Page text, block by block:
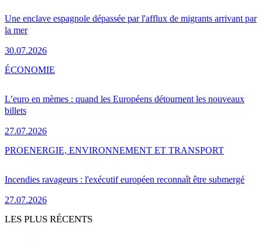
Une enclave espagnole dépassée par l'afflux de migrants arrivant par
la mer
30.07.2026
L’euro en mèmes : quand les Européens détournent les nouveaux
billets
27.07.2026
ÉCONOMIE
Incendies ravageurs : l'exécutif européen reconnaît être submergé
27.07.2026
PROENERGIE, ENVIRONNEMENT ET TRANSPORT
LES PLUS RÉCENTS